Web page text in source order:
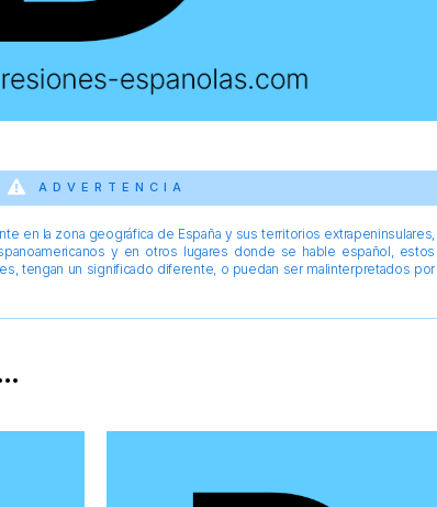
ADVERTENCIA
en la zona geográfica de España y sus territorios extrapeninsulares,
y en otros lugares donde se hable español, estos
tengan un significado diferente, o puedan ser malinterpretados por